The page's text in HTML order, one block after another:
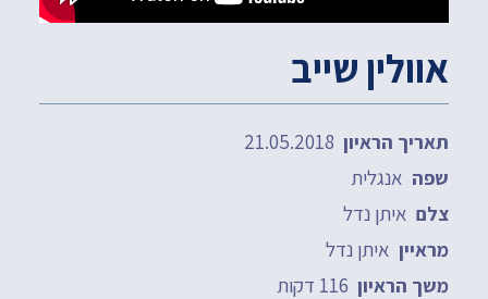
אוולין שייב
תאריך הראיון
שפה אנגלית
צלם איתן נדל
מראיין איתן נדל
משך הראיון